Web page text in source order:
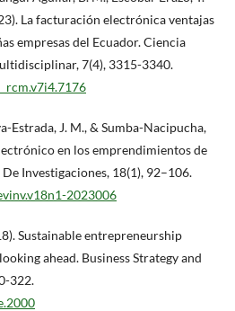
La facturación electrónica ventajas
empresas del Ecuador. Ciencia
7(4), 3315-3340.
Estrada, J. M., & Sumba-Nacipucha,
en los emprendimientos de
Investigaciones, 18(1), 92–106.
2023006
Sustainable entrepreneurship
ahead. Business Strategy and
322.